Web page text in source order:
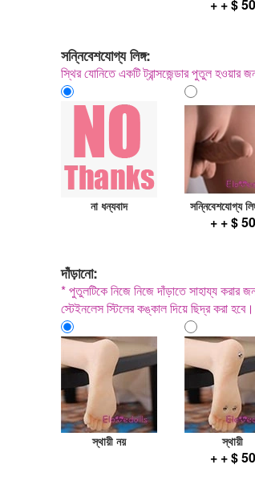
+ + $ 50
সন্নিবেশযোগ্য লিঙ্গ:
স্থির যোনিতে একটি ট্রান্সজেন্ডার পুতুল হওয়ার
না ধন্যবাদ সন্নিবেশযোগ্য
+ + $ 50
দাঁড়ানো:
* পুতুলটিকে নিজে নিজে দাঁড়াতে সাহায্য করার
স্টেইনলেস স্টিলের কঙ্কাল দিয়ে ছিদ্র করা হবে।
স্থায়ী নয় স্থায়ী
+ + $ 50